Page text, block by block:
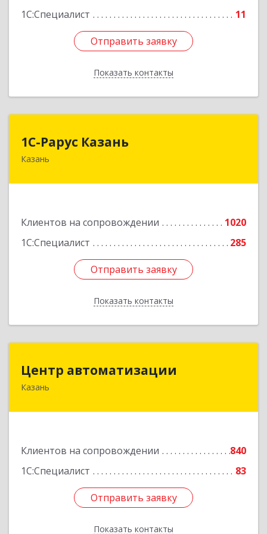
1С:Специалист
11
Отправить заявку
Показать контакты
Отправить заявку
Назад
1С-Рарус Казань
Казань
Клиентов на сопровождении
1020
1С:Специалист
285
Отправить заявку
Показать контакты
420088, Татарстан Респ, Казань г, Победы пр-
Отправить заявку
Назад
Центр автоматизации
Казань
Клиентов на сопровождении
840
1С:Специалист
83
Отправить заявку
Показать контакты
420133, Татарстан Респ, Казань г, Ямашева пр-
Отправить заявку
Назад